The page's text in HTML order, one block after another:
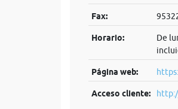
Fax:
Horario:
De
Página web:
Acceso cliente: